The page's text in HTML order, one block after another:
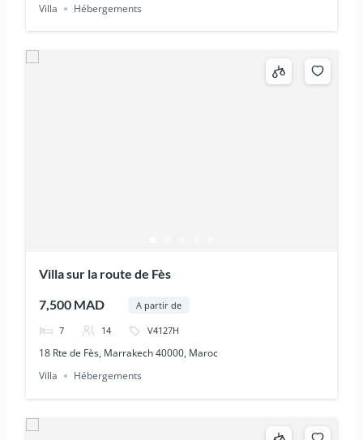
Villa Hébergements
Villa sur la route de Fès
7,500 MAD A partir de
7 14 V4127H
18 Rte de Fès, Marrakech 40000, Maroc
Villa
Hébergements